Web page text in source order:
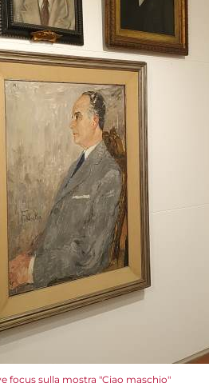
focus sulla mostra "Ciao maschio"